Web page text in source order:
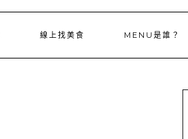
線上找美食 MENU是誰？